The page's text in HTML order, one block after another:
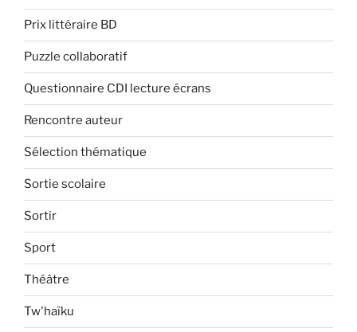
Prix littéraire BD
Puzzle collaboratif
Questionnaire CDI lecture écrans
Rencontre auteur
Sélection thématique
Sortie scolaire
Sortir
Sport
Théâtre
Tw'haïku